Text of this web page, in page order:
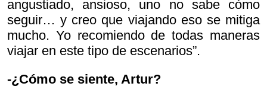
angustiado, ansioso, uno no sabe cómo
seguir… y creo que viajando eso se mitiga
mucho. Yo recomiendo de todas maneras
viajar en este tipo de escenarios”.
-¿Cómo se siente, Artur?